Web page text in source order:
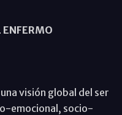
ENFERMO
visión global del ser
emocional, socio-